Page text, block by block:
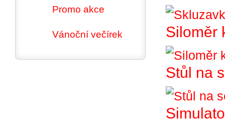
Siloměr
Stůl na
Promo akce
Vánoční večírek